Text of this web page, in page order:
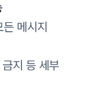
메시지
지 등 세부